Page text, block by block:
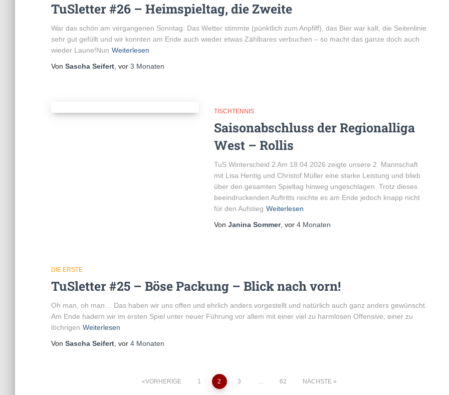
TuSletter #26 – Heimspieltag, die Zweite
War das schön am vergangenen Sonntag: Das Wetter stimmte (pünktlich zum Anpfiff), das Bier war kalt, die Seitenlinie
sehr gut gefüllt und wir konnten am Ende auch wieder etwas Zählbares verbuchen – so macht das ganze doch auch
wieder Laune!Nun Weiterlesen
Von Sascha Seifert , vor 3 Monaten
TISCHTENNIS
Saisonabschluss der Regionalliga
West – Rollis
TuS Winterscheid 2 Am 18.04.2026 zeigte unsere 2. Mannschaft
mit Lisa Hentig und Christof Müller eine starke Leistung und blieb
über den gesamten Spieltag hinweg ungeschlagen. Trotz dieses
beeindruckenden Auftritts reichte es am Ende jedoch knapp nicht
für den Aufstieg Weiterlesen
Von Janina Sommer, vor 4 Monaten
DIE ERSTE
TuSletter #25 – Böse Packung – Blick nach vorn!
Oh man, oh man… Das haben wir uns offen und ehrlich anders vorgestellt und natürlich auch ganz anders gewünscht.
Am Ende hadern wir im ersten Spiel unter neuer Führung vor allem mit einer viel zu harmlosen Offensive, einer zu
löchrigen Weiterlesen
Von Sascha Seifert , vor 4 Monaten
Seitennummerierung
VORHERIGE 1 2 3 … 62 NÄCHSTE